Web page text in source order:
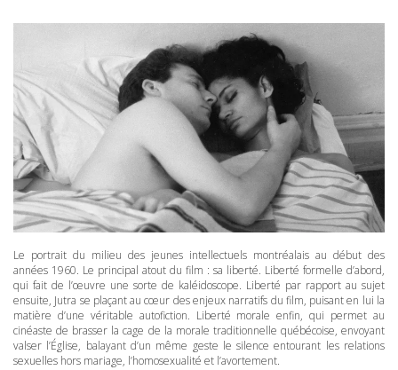
Le portrait du milieu des jeunes intellectuels montréalais au début des
années 1960. Le principal atout du film : sa liberté. Liberté formelle d’abord,
qui fait de l’œuvre une sorte de kaléidoscope. Liberté par rapport au sujet
ensuite, Jutra se plaçant au cœur des enjeux narratifs du film, puisant en lui la
matière d’une véritable autofiction. Liberté morale enfin, qui permet au
cinéaste de brasser la cage de la morale traditionnelle québécoise, envoyant
valser l’Église, balayant d’un même geste le silence entourant les relations
sexuelles hors mariage, l’homosexualité et l’avortement.